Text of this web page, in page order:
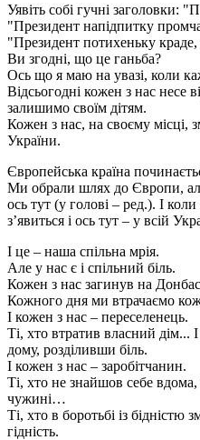
Уявіть собі гучні заголовки:
"Президент напідпитку
"Президент потихеньку
Ви згодні, що це ганьба?
Ось що я маю на увазі, коли
Відсьогодні кожен з нас несе
залишимо своїм дітям.
Кожен з нас, на своєму місці,
України.
Європейська країна
Ми обрали шлях до Європи,
ось тут (у голові – ред.). І
з’явиться і ось тут – у всій
І це – наша спільна мрія.
Але у нас є і спільний біль.
Кожен з нас загинув на
Кожного дня ми втрачаємо
І кожен з нас – переселенець.
Ті, хто втратив власний дім...
дому, розділивши біль.
І кожен з нас – заробітчанин.
Ті, хто не знайшов себе
чужині…
Ті, хто в боротьбі із бідністю
гідність.